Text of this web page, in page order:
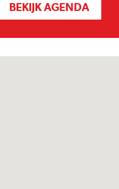
BEKIJK AGENDA